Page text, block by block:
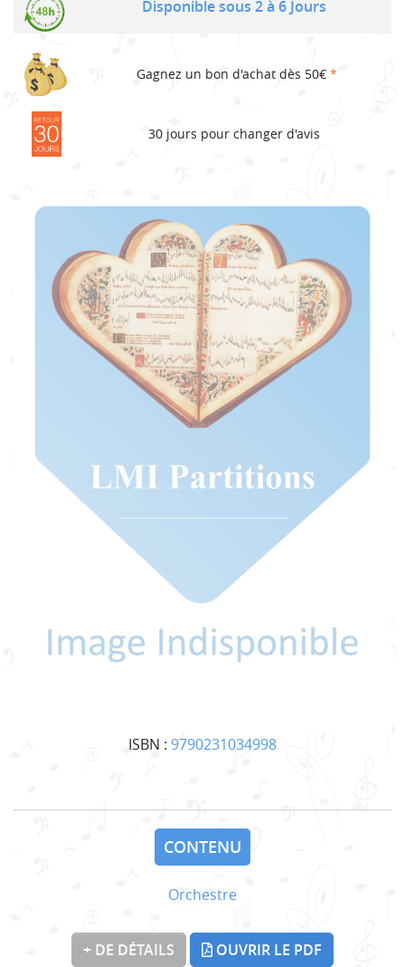
ISBN : 9790231034998
Disponible sous 2 à 6 Jours
Gagnez un bon d'achat dès 50€ *
30 jours pour changer d'avis
CONTENU
Orchestre
+ DE DÉTAILS OUVRIR LE PDF